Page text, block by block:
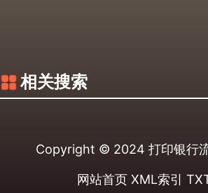
相关搜索
Copyright © 2024 打印银行
网站首页 XML索引